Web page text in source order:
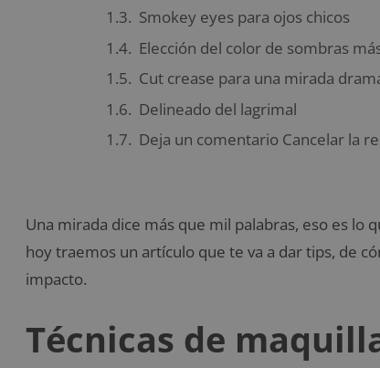
Smokey eyes para ojos chicos
Elección del color de sombras
Cut crease para una mirada
Delineado del lagrimal
Deja un comentario Cancelar la
Una mirada dice más que mil palabras, eso es lo
hoy traemos un artículo que te va a dar tips, de
impacto.
Técnicas de